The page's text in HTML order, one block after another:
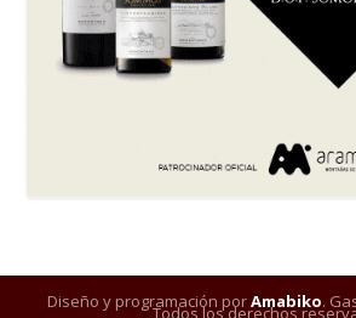
Diseño y programación porAmabiko.
Todos los derechos